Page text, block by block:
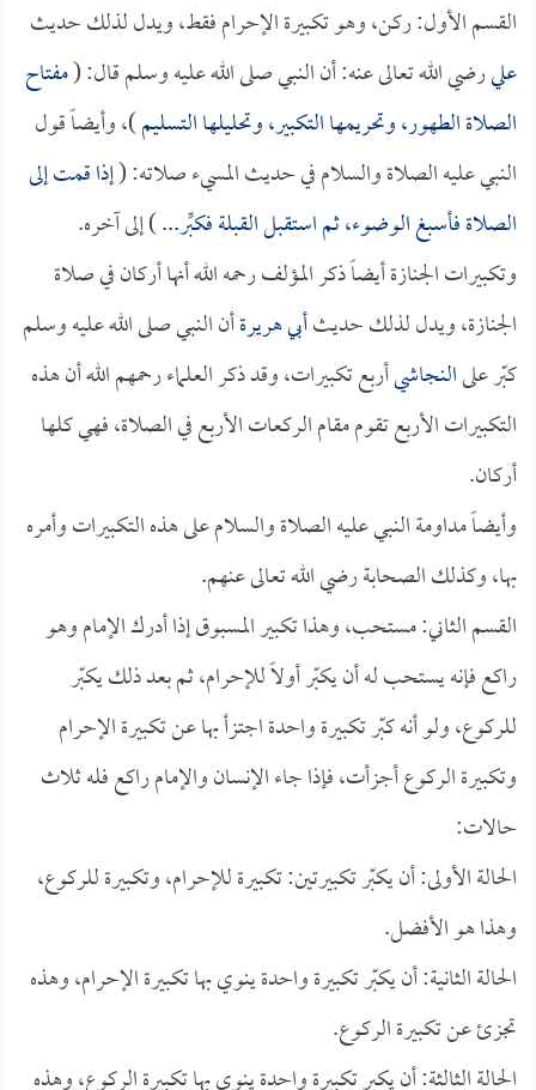
القسم الأول: ركن، وهو تكبيرة الإحرام فقط، ويدل لذلك حديث
عليرضي الله تعالى عنه: أن النبي صلى الله عليه وسلم قال: (مفتاح
الصلاة الطهور، وتحريمها التكبير، وتحليلها التسليم)، وأيضاً قول
النبي عليه الصلاة والسلام في حديث المسيء صلاته: (إذا قمت إلى
الصلاة فأسبغ الوضوء، ثم استقبل القبلة فكبِّر...) إلى آخره.
وتكبيرات الجنازة أيضاً ذكر المؤلف رحمه الله أنها أركان في صلاة
الجنازة، ويدل لذلك حديثأبي هريرةأن النبي صلى الله عليه وسلم
كبّر علىالنجاشيأربع تكبيرات، وقد ذكر العلماء رحمهم الله أن هذه
التكبيرات الأربع تقوم مقام الركعات الأربع في الصلاة، فهي كلها
أركان.
وأيضاً مداومة النبي عليه الصلاة والسلام على هذه التكبيرات وأمره
بها، وكذلك الصحابة رضي الله تعالى عنهم.
القسم الثاني: مستحب، وهذا تكبير المسبوق إذا أدرك الإمام وهو
راكع فإنه يستحب له أن يكبّر أولاً للإحرام، ثم بعد ذلك يكبّر
للركوع، ولو أنه كبّر تكبيرة واحدة اجتزأ بها عن تكبيرة الإحرام
وتكبيرة الركوع أجزأت، فإذا جاء الإنسان والإمام راكع فله ثلاث
حالات:
الحالة الأولى: أن يكبّر تكبيرتين: تكبيرة للإحرام، وتكبيرة للركوع،
وهذا هو الأفضل.
الحالة الثانية: أن يكبّر تكبيرة واحدة ينوي بها تكبيرة الإحرام، وهذه
تجزئ عن تكبيرة الركوع.